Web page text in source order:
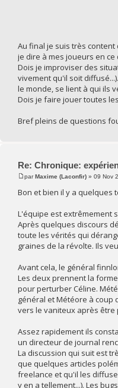
Au final je suis très
je dire à mes joueurs en
Dois je improviser des
vivement qu'il soit
le monde, se lient à qui ils
Dois je faire jouer toutes
Bref pleins de questions
Re: Chronique:
parMaxime (Laconfir) » 09 Nov
Bon et bien il y a quelques
L'équipe est extrêmement
Après quelques discours
toute les vérités qui
graines de la révolte. Ils
Avant cela, le général
Les deux prennent la
pour perturber Céline.
général et Météore à coup
vers le vaniteux après être
Assez rapidement ils
un directeur de journal
La discussion qui suit est
que quelques articles
freelance et qu'il les
y en a tellement...). Les